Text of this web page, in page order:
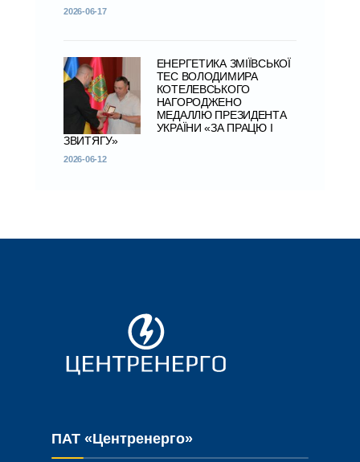
2026-06-17
ЕНЕРГЕТИКА ЗМІЇВСЬКОЇ
ТЕС ВОЛОДИМИРА
КОТЕЛЕВСЬКОГО
НАГОРОДЖЕНО
МЕДАЛЛЮ ПРЕЗИДЕНТА
УКРАЇНИ «ЗА ПРАЦЮ І
ЗВИТЯГУ»
2026-06-12
ПАТ «Центренерго»